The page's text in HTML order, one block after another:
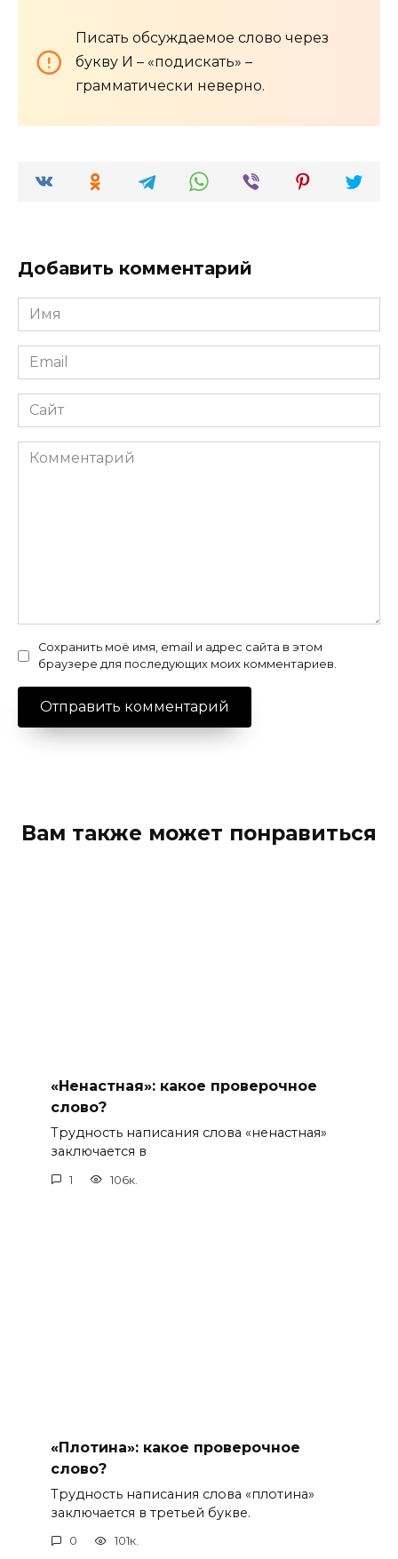
Писать обсуждаемое слово через
букву И – «подискать» –
грамматически неверно.
Добавить комментарий
Имя
*
Email
*
Сайт
Комментарий
Сохранить моё имя, email и адрес сайта в этом
браузере для последующих моих комментариев.
Вам также может понравиться
«Ненастная»: какое проверочное
слово?
Трудность написания слова «ненастная»
заключается в
1 106к.
«Плотина»: какое проверочное
слово?
Трудность написания слова «плотина»
заключается в третьей букве.
0 101к.